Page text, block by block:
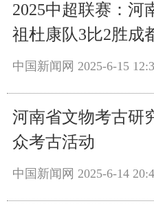
2025中超联赛：河
祖杜康队3比2胜成
中国新闻网 2025-6-15
河南省文物考古研
众考古活动
中国新闻网 2025-6-14